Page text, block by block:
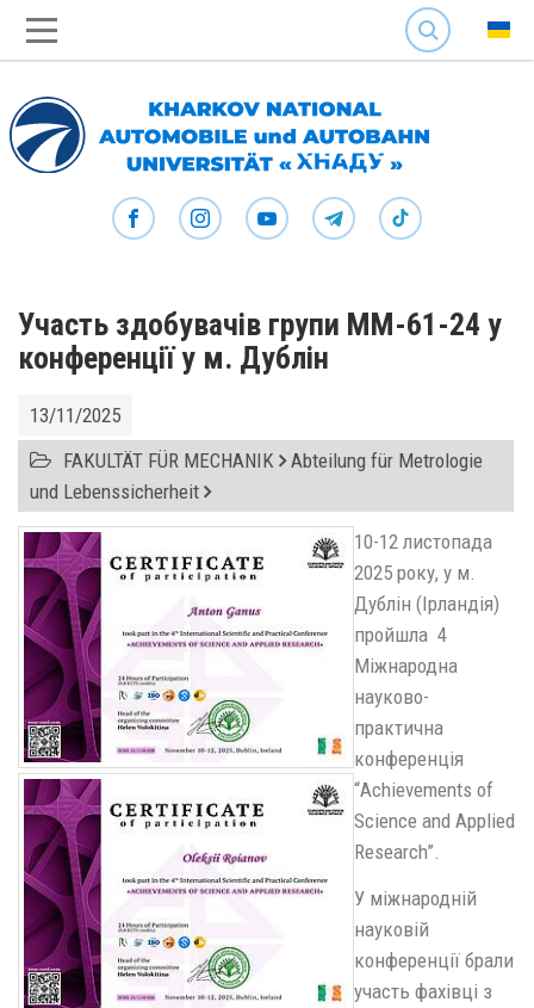
SEARCH
Участь здобувачів групи ММ-61-24 у
конференції у м. Дублін
13/11/2025
FAKULTÄT FÜR MECHANIK Abteilung für Metrologie
und Lebenssicherheit
10-12 листопада
2025 року, у м.
Дублін (Ірландія)
пройшла 4
Міжнародна
науково-
практична
конференція
“Achievements of
Science and Applied
Research”.
У міжнародній
науковій
конференції брали
участь фахівці з